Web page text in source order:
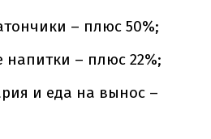
– плюс 50%;
напитки – плюс 22%;
и еда на вынос –